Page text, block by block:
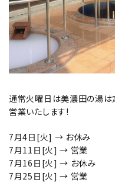
通常火曜日は美濃田の湯は
営業いたします!
7月4日[火] → お休み
7月11日[火] → 営業
7月16日[火] → お休み
7月25日[火] → 営業